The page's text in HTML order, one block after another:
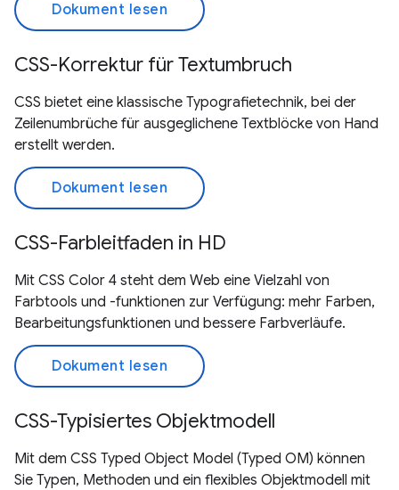
Dokument lesen
CSS-Korrektur für Textumbruch
CSS bietet eine klassische Typografietechnik, bei der
Zeilenumbrüche für ausgeglichene Textblöcke von Hand
erstellt werden.
Dokument lesen
CSS-Farbleitfaden in HD
Mit CSS Color 4 steht dem Web eine Vielzahl von
Farbtools und -funktionen zur Verfügung: mehr Farben,
Bearbeitungsfunktionen und bessere Farbverläufe.
Dokument lesen
CSS-Typisiertes Objektmodell
Mit dem CSS Typed Object Model (Typed OM) können
Sie Typen, Methoden und ein flexibles Objektmodell mit